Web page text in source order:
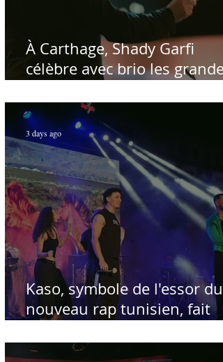
À Carthage, Shady Garfi
célèbre avec brio les grandes
Par Sofien Manaï
Kaso, symbole de l'essor du
nouveau rap tunisien, fait
international de Sfax - Par
3 days ago